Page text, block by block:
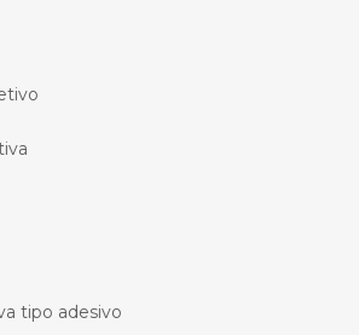
tipo adesivo